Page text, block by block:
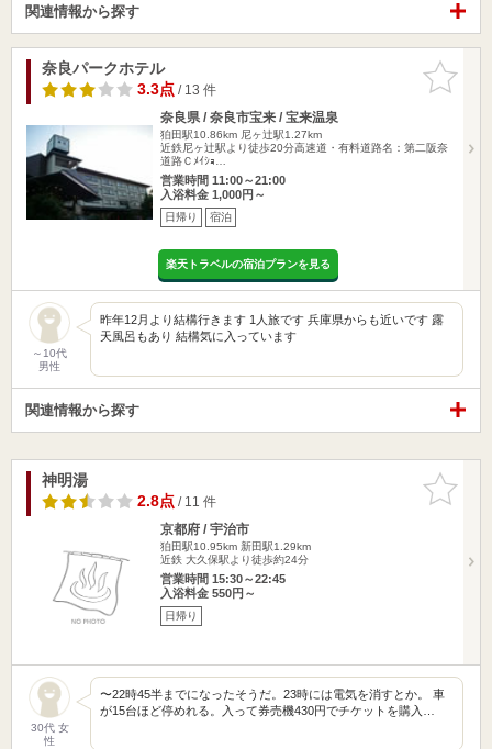
関連情報から探す
お気に入
りに追加
奈良パークホテル
3.3点/ 13 件
奈良県 / 奈良市宝来 / 宝来温泉
狛田駅10.86km 尼ヶ辻駅1.27km
近鉄尼ヶ辻駅より徒歩20分高速道・有料道路名：第二阪奈
道路Ｃﾒｲｼｮ…
営業時間 11:00～21:00
入浴料金 1,000円～
日帰り 宿泊
楽天トラベルの宿泊プランを見る
～10代
男性
昨年12月より結構行きます 1人旅です 兵庫県からも近いです 露
天風呂もあり 結構気に入っています
関連情報から探す
お気に入
りに追加
神明湯
2.8点/ 11 件
京都府 / 宇治市
狛田駅10.95km 新田駅1.29km
近鉄 大久保駅より徒歩約24分
営業時間 15:30～22:45
入浴料金 550円～
日帰り
30代 女
性
〜22時45半までになったそうだ。23時には電気を消すとか。 車
が15台ほど停めれる。入って券売機430円でチケットを購入…